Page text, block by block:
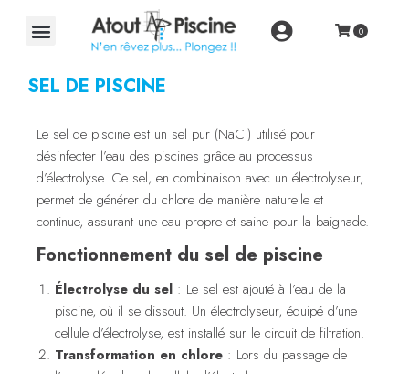
SEL DE PISCINE
Le sel de piscine est un sel pur (NaCl) utilisé pour
désinfecter l’eau des piscines grâce au processus
d’électrolyse. Ce sel, en combinaison avec un électrolyseur,
permet de générer du chlore de manière naturelle et
continue, assurant une eau propre et saine pour la baignade.
Fonctionnement du sel de piscine
Électrolyse du sel : Le sel est ajouté à l’eau de la
piscine, où il se dissout. Un électrolyseur, équipé d’une
cellule d’électrolyse, est installé sur le circuit de filtration.
Transformation en chlore : Lors du passage de